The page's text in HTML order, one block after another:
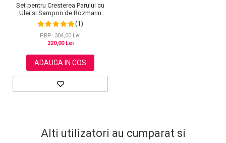
Set pentru Cresterea Parului cu
Ulei si Sampon de Rozmarin
NOVA KISS®, 1 x 60 ml, 1 x 300
ml
(1)
PRP: 304,00 Lei
220,00 Lei
ADAUGA IN COS
Alti utilizatori au cumparat si